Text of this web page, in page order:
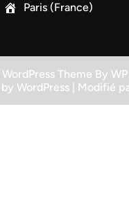
Paris (France)
Theme By
WordPress| Modifié